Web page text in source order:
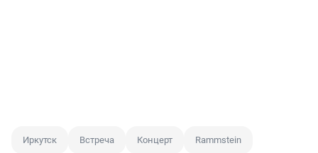
Иркутск Встреча Концерт Rammstein